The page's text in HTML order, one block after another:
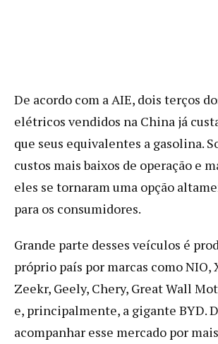
De acordo com a AIE, dois terços
elétricos vendidos na China já
que seus equivalentes a gasolina.
custos mais baixos de operação e
eles se tornaram uma opção
para os consumidores.
Grande parte desses veículos é
próprio país por marcas como NIO,
Zeekr, Geely, Chery, Great Wall
e, principalmente, a gigante BYD.
acompanhar esse mercado por